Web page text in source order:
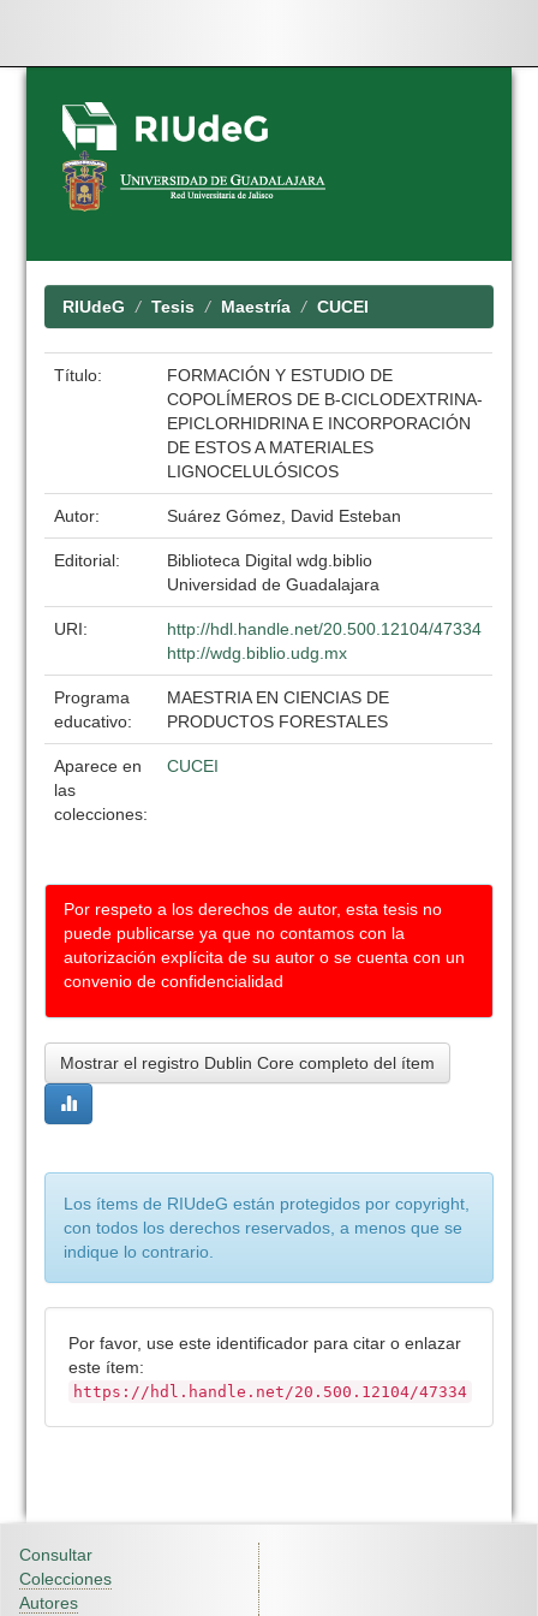
Skip
navigation
RIUdeG Tesis Maestría CUCEI
Título:
FORMACIÓN Y ESTUDIO DE
COPOLÍMEROS DE B-CICLODEXTRINA-
EPICLORHIDRINA E INCORPORACIÓN
DE ESTOS A MATERIALES
LIGNOCELULÓSICOS
Autor: Suárez Gómez, David Esteban
Editorial:
Biblioteca Digital wdg.biblio
Universidad de Guadalajara
URI:
http://hdl.handle.net/20.500.12104/47334
http://wdg.biblio.udg.mx
Programa
educativo:
MAESTRIA EN CIENCIAS DE
PRODUCTOS FORESTALES
Aparece en
las
colecciones:
CUCEI
Por respeto a los derechos de autor, esta tesis no
puede publicarse ya que no contamos con la
autorización explícita de su autor o se cuenta con un
convenio de confidencialidad
Mostrar el registro Dublin Core completo del ítem
Los ítems de RIUdeG están protegidos por copyright,
con todos los derechos reservados, a menos que se
indique lo contrario.
Por favor, use este identificador para citar o enlazar
este ítem:
https://hdl.handle.net/20.500.12104/47334
Consultar
Colecciones
Autores